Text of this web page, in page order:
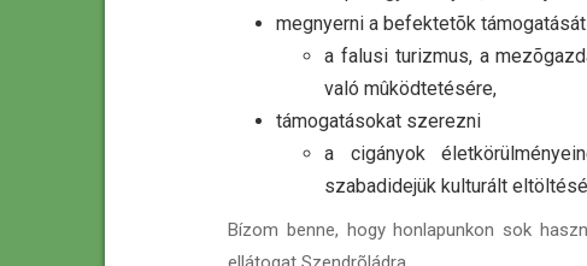
megnyerni a befektetõk támogatását
a falusi turizmus, a
való mûködtetésére,
támogatásokat szerezni
a cigányok
szabadidejük kulturált
Bízom benne, hogy honlapunkon sok